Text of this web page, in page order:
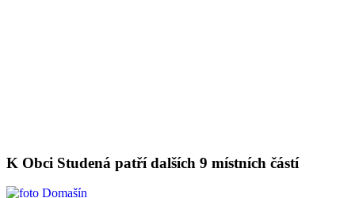
K Obci Studená patří dalších 9 místních částí
Domašín